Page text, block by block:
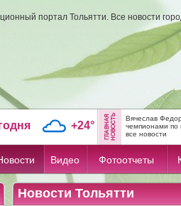
портал Тольятти. Все новости
+24°
Вячеслав
чемпионами по
все новости
Видео Фотоотчеты
Новости Тольятти